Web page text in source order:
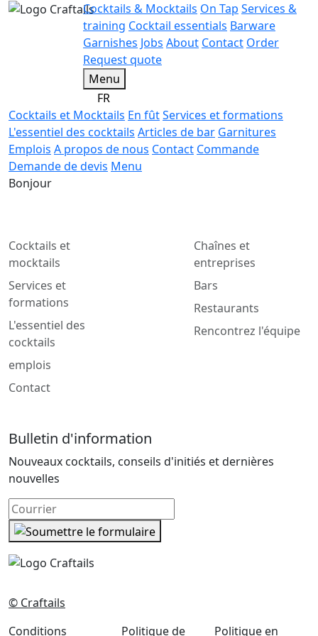
Cocktails & Mocktails On Tap Services &
training Cocktail essentials Barware
Garnishes Jobs About Contact Order
Request quote
Menu
FR
Cocktails et Mocktails En fûtServices et formations
L'essentiel des cocktails Articles de bar Garnitures
Emplois A propos de nous Contact Commande
Demande de devis Menu
Bonjour
Cocktails et
mocktails
Services et
formations
L'essentiel des
cocktails
emplois
Contact
Chaînes et
entreprises
Bars
Restaurants
Rencontrez l'équipe
Bulletin d'information
Nouveaux cocktails, conseils d'initiés et dernières
nouvelles
© Craftails
Conditions
Politique de Politique en